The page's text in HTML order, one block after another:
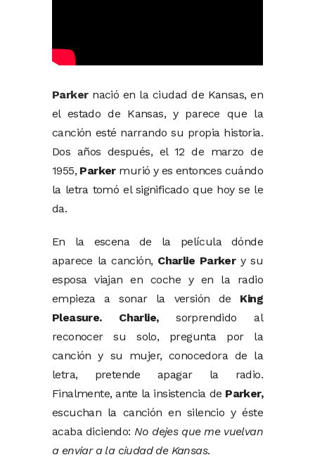
Parkernació en la ciudad de Kansas, en
el estado de Kansas, y parece que la
canción esté narrando su propia historia.
Dos años después, el 12 de marzo de
1955, Parkermurió y es entonces cuándo
la letra tomó el significado que hoy se le
da.
En la escena de la película dónde
aparece la canción, Charlie Parkery su
esposa viajan en coche y en la radio
empieza a sonar la versión de King
Pleasure.
Charlie,sorprendido al
reconocer su solo, pregunta por la
canción y su mujer, conocedora de la
letra, pretende apagar la radio.
Finalmente, ante la insistencia de Parker,
escuchan la canción en silencio y éste
acaba diciendo: No dejes que me vuelvan
a enviar a la ciudad de Kansas.